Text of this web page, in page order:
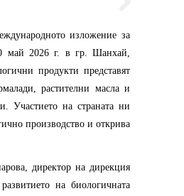
изложение за
май 2026 г. в гр. Шанхай,
продукти представят
растителни масла и
Участието на страната ни
производство и открива
директор на дирекция
на биологичната